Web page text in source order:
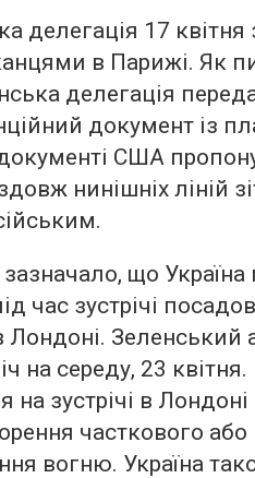
делегація 17 квітня
в Парижі. Як
делегація
документ із
США
нинішніх ліній
що
час зустрічі
Лондоні. Зеленський
на середу, 23
на зустрічі в
часткового
вогню. Україна